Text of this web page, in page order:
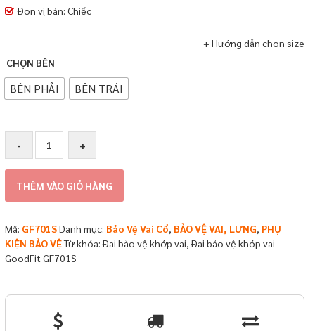
Đơn vị bán: Chiếc
+ Hướng dẫn chọn size
CHỌN BÊN
BÊN PHẢI BÊN TRÁI
-
bảo
vệ
khớp
GF701S
số
lượng
+
THÊM VÀO GIỎ HÀNG
Mã: GF701SDanh mục: Bảo Vệ Vai Cổ, BẢO VỆ VAI, LƯNG, PHỤ
KIỆN BẢO VỆTừ khóa:Đai bảo vệ khớp vai,Đai bảo vệ khớp vai
GoodFit GF701S